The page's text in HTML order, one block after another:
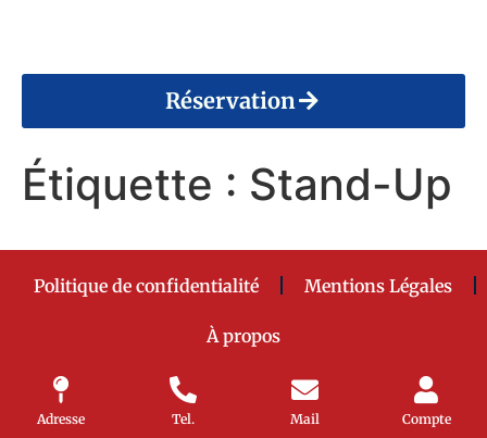
Réservation
Adresse Tel. Mail Compte
Étiquette : Stand-Up
♥ parLucas SELLI – Café Ô Berry 2024
Politique de confidentialité Mentions Légales
À propos